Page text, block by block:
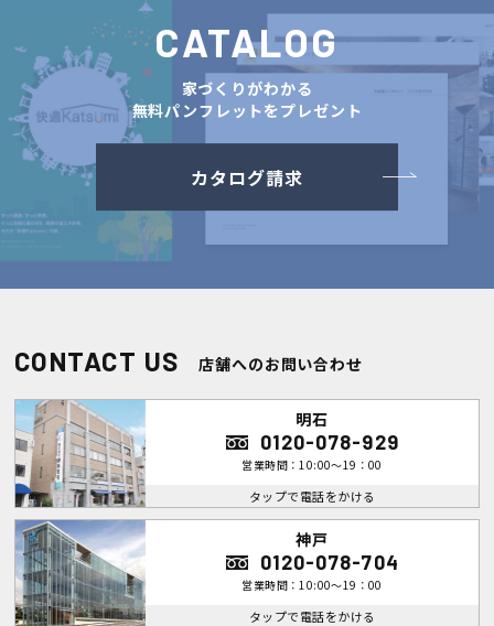
CATALOG
家づくりがわかる
無料パンフレットをプレゼント
カタログ請求
CONTACT US 店舗へのお問い合わせ
明石
0120-078-929
営業時間：10:00～19：00
タップで電話をかける
神戸
0120-078-704
営業時間：10:00～19：00
タップで電話をかける